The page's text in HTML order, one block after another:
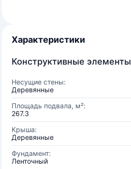
Характеристики
Конструктивные элементы
Несущие стены:
Деревянные
Площадь подвала, м²:
267.3
Крыша:
Деревянные
Фундамент:
Ленточный